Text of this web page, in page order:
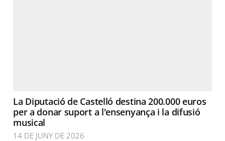
La Diputació de Castelló destina 200.000 euros
per a donar suport a l'ensenyança i la difusió
musical
14 DE JUNY DE 2026